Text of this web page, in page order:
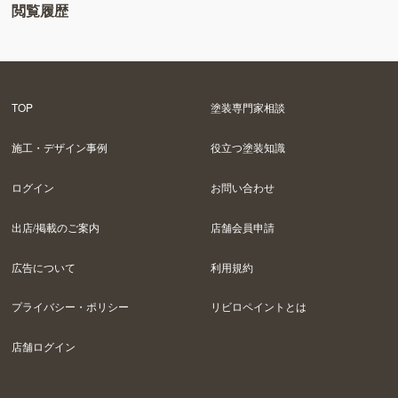
閲覧履歴
TOP 塗装専門家相談
施工・デザイン事例 役立つ塗装知識
ログイン お問い合わせ
出店/掲載のご案内 店舗会員申請
広告について 利用規約
プライバシー・ポリシー リビロペイントとは
店舗ログイン